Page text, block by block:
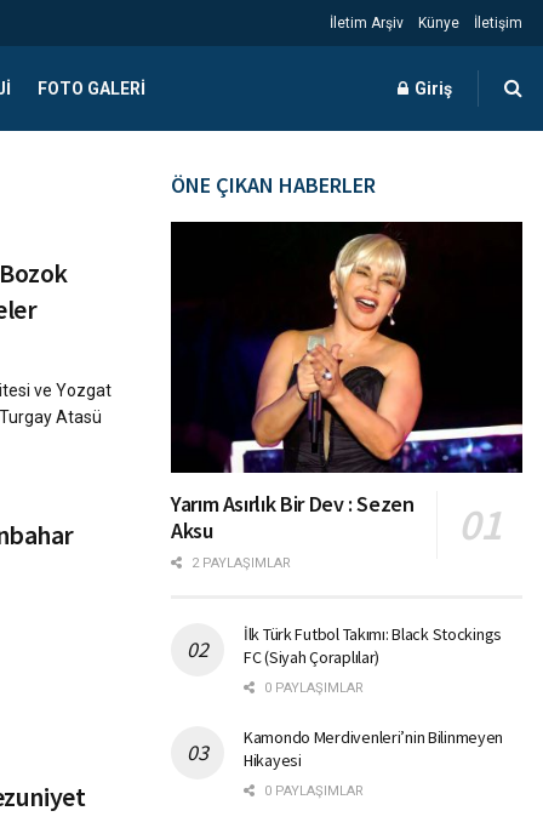
İletim Arşiv Künye İletişim
FOTO GALERI Giriş
ve Yozgat
Atasü
ÖNE ÇIKAN HABERLER
Yarım Asırlık Bir Dev : Sezen
Aksu
2 PAYLAŞIMLAR
İlk Türk Futbol Takımı: Black Stockings
FC (Siyah Çoraplılar)
0 PAYLAŞIMLAR
Kamondo Merdivenleri’nin Bilinmeyen
Hikayesi
0 PAYLAŞIMLAR